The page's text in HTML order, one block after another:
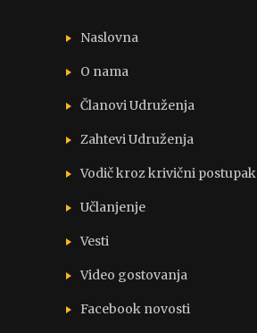
Naslovna
O nama
Članovi Udruženja
Zahtevi Udruženja
Vodič kroz krivični postupak
Učlanjenje
Vesti
Video gostovanja
Facebook novosti